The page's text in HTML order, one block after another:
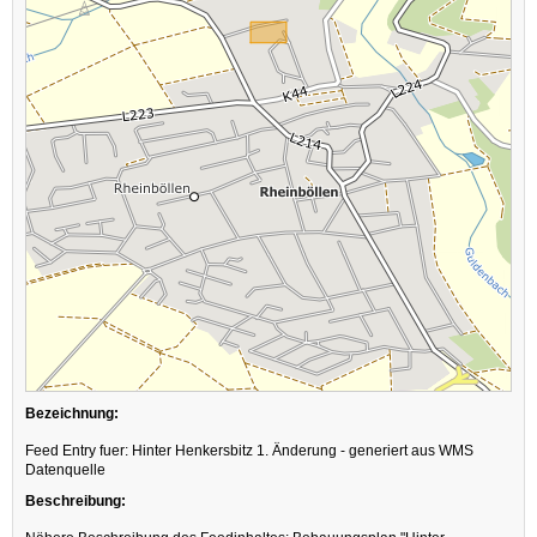
Bezeichnung:
Feed Entry fuer: Hinter Henkersbitz 1. Änderung - generiert aus WMS
Datenquelle
Beschreibung: